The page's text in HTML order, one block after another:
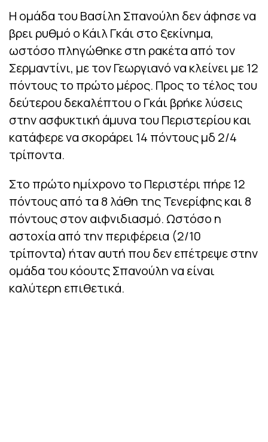
Η ομάδα του Βασίλη Σπανούλη δεν άφησε να
βρει ρυθμό ο Κάιλ Γκάι στο ξεκίνημα,
ωστόσο πληγώθηκε στη ρακέτα από τον
Σερμαντίνι, με τον Γεωργιανό να κλείνει με 12
πόντους το πρώτο μέρος. Προς το τέλος του
δεύτερου δεκαλέπτου ο Γκάι βρήκε λύσεις
στην ασφυκτική άμυνα του Περιστερίου και
κατάφερε να σκοράρει 14 πόντους μδ 2/4
τρίποντα.
Στο πρώτο ημίχρονο το Περιστέρι πήρε 12
πόντους από τα 8 λάθη της Τενερίφης και 8
πόντους στον αιφνιδιασμό. Ωστόσο η
αστοχία από την περιφέρεια (2/10
τρίποντα) ήταν αυτή που δεν επέτρεψε στην
ομάδα του κόουτς Σπανούλη να είναι
καλύτερη επιθετικά.